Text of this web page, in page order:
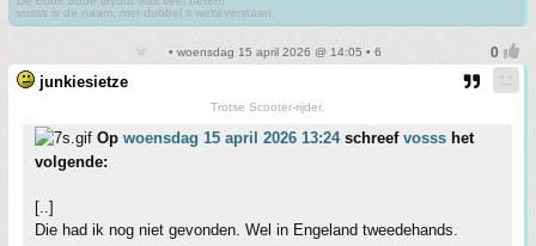
vosss is de naam, met dubbel s welteverstaan.
• woensdag 15 april 2026 @ 14:05 • 6
junkiesietze
Trotse Scooter-rijder.
Op woensdag 15 april 2026 13:24schreef vosss het
volgende:
[..]
Die had ik nog niet gevonden. Wel in Engeland tweedehands.